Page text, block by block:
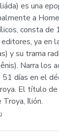
es una
a
consta de
ya en
y su trama
Narra los
días en el
El título
Ιlión.